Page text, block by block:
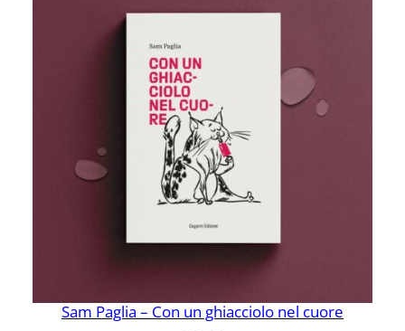
Sam Paglia – Con un ghiacciolo nel cuore